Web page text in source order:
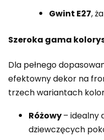
Gwint E27,
Szeroka gama
Dla pełnego
efektowny dekor na
trzech wariantach
Różowy– idealny
dziewczęcych